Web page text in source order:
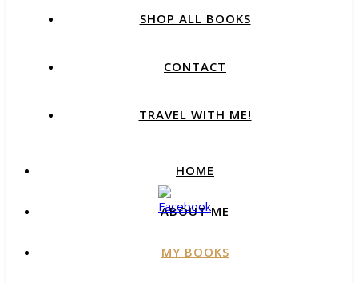
SHOP ALL BOOKS
CONTACT
TRAVEL WITH ME!
HOME
ABOUT ME
MY BOOKS